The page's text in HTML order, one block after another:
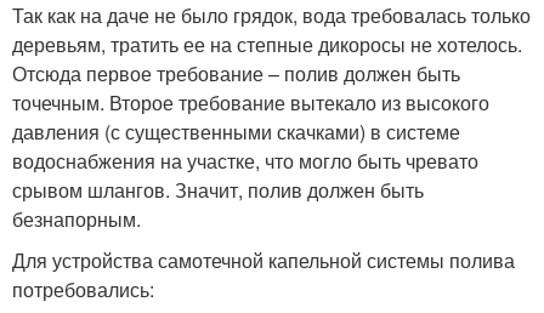
Так как на даче не было грядок, вода требовалась только
деревьям, тратить ее на степные дикоросы не хотелось.
Отсюда первое требование – полив должен быть
точечным. Второе требование вытекало из высокого
давления (с существенными скачками) в системе
водоснабжения на участке, что могло быть чревато
срывом шлангов. Значит, полив должен быть
безнапорным.
Для устройства самотечной капельной системы полива
потребовались: